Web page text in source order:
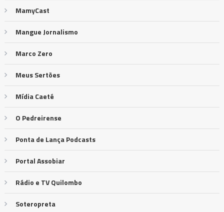
MamyCast
Mangue Jornalismo
Marco Zero
Meus Sertões
Mídia Caeté
O Pedreirense
Ponta de Lança Podcasts
Portal Assobiar
Rádio e TV Quilombo
Soteropreta